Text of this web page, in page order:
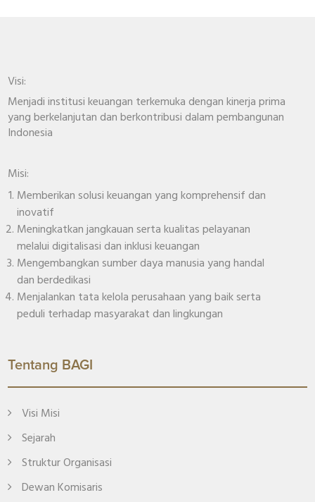
Visi:
Menjadi institusi keuangan terkemuka dengan kinerja prima
yang berkelanjutan dan berkontribusi dalam pembangunan
Indonesia
Misi:
Memberikan solusi keuangan yang komprehensif dan
inovatif
Meningkatkan jangkauan serta kualitas pelayanan
melalui digitalisasi dan inklusi keuangan
Mengembangkan sumber daya manusia yang handal
dan berdedikasi
Menjalankan tata kelola perusahaan yang baik serta
peduli terhadap masyarakat dan lingkungan
Tentang BAGI
Visi Misi
Sejarah
Struktur Organisasi
Dewan Komisaris